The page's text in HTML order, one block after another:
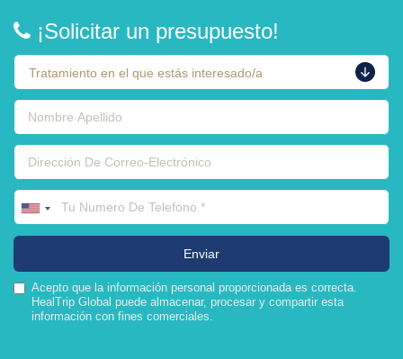
¡Solicitar un presupuesto!
Acepto que la información personal proporcionada es correcta.
HealTrip Global puede almacenar, procesar y compartir esta
información con fines comerciales.